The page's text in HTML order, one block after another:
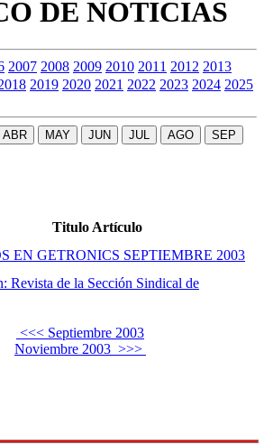
DE NOTICIAS
2007 2008 2009 2010 2011 2012 2013
2019 2020 2021 2022 2023 2024 2025
ABR MAY JUN JUL AGO
SEP
Titulo Artículo
EN GETRONICS SEPTIEMBRE 2003
Revista de la Sección Sindical de
<<< Septiembre 2003
Noviembre 2003 >>>